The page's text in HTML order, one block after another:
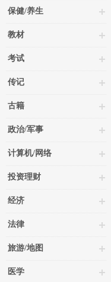
保健/养生
教材
考试
传记
古籍
政治/军事
计算机/网络
投资理财
经济
法律
旅游/地图
医学